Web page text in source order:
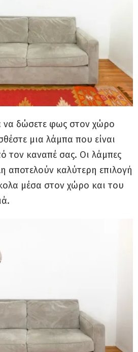
να δώσετε φως στον χώρο
μια λάμπα που είναι
τον καναπέ σας. Οι λάμπες
αποτελούν καλύτερη επιλογή
μέσα στον χώρο και του